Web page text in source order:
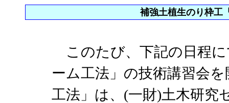
補強土植生のり枠工
このたび、下記の日程に
ーム工法」の技術講習会
工法」は、(一財)土木研究